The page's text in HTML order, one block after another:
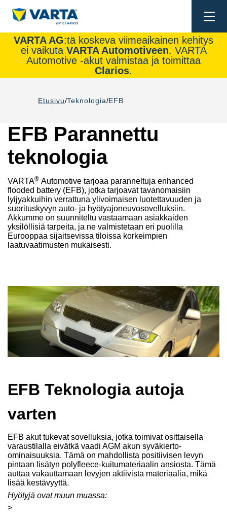
VARTA AG:tä koskeva viimeaikainen kehitys
ei vaikuta VARTA Automotiveen. VARTA
Automotive -akut valmistaa ja toimittaa
Clarios.
Etusivu Teknologia EFB
EFB Parannettu
teknologia
VARTA® Automotive tarjoaa paranneltuja enhanced
flooded battery (EFB), jotka tarjoavat tavanomaisiin
lyijyakkuihin verrattuna ylivoimaisen luotettavuuden ja
suorituskyvyn auto- ja hyötyajoneuvosovelluksiin.
Akkumme on suunniteltu vastaamaan asiakkaiden
yksilöllisiä tarpeita, ja ne valmistetaan eri puolilla
Eurooppaa sijaitsevissa tiloissa korkeimpien
laatuvaatimusten mukaisesti.
EFB Teknologia autoja
varten
EFB akut tukevat sovelluksia, jotka toimivat osittaisella
varaustilalla eivätkä vaadi AGM akun syväkierto-
ominaisuuksia. Tämä on mahdollista positiivisen levyn
pintaan lisätyn polyfleece-kuitumateriaalin ansiosta. Tämä
auttaa vakauttamaan levyjen aktiivista materiaalia, mikä
lisää kestävyyttä.
Hyötyjä ovat muun muassa:
>